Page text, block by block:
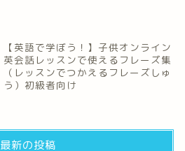
【英語で学ぼう！】子供オンライン
英会話レッスンで使えるフレーズ集
（レッスンでつかえるフレーズしゅ
う）初級者向け
最新の投稿